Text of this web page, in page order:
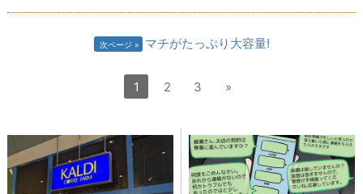
次ページ マチがたっぷり大容量!
1 2 3 »